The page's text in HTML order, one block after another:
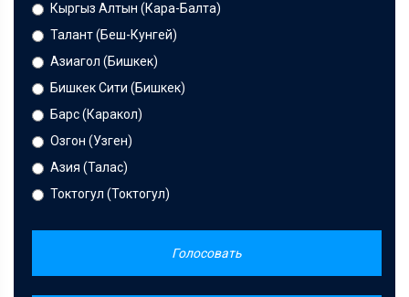
Кыргыз Алтын (Кара-Балта)
Талант (Беш-Кунгей)
Азиагол (Бишкек)
Бишкек Сити (Бишкек)
Барс (Каракол)
Озгон (Узген)
Азия (Талас)
Токтогул (Токтогул)
Голосовать